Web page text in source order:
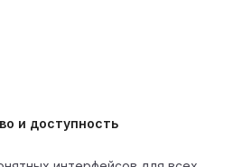
и доступность